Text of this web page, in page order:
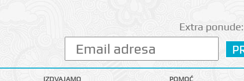
Extra ponude:
IZDVAJAMO POMOĆ